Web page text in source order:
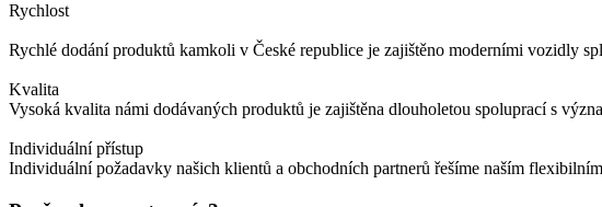
Rychlost
Rychlé dodání produktů kamkoli v České republice je zajištěno moderními vozidly
Kvalita
Vysoká kvalita námi dodávaných produktů je zajištěna dlouholetou spoluprací s
Individuální přístup
Individuální požadavky našich klientů a obchodních partnerů řešíme naším